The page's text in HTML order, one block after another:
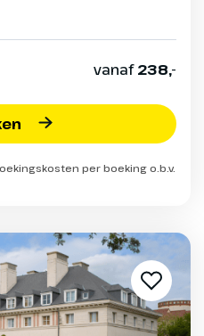
vanaf238,-
per boeking o.b.v.